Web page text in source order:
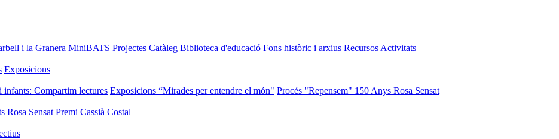
i la Granera MiniBATS Projectes Catàleg Biblioteca d'educació Fons històric i arxius Recursos Activitats
Exposicions
infants: Compartim lectures Exposicions “Mirades per entendre el món" Procés "Repensem" 150 Anys Rosa Sensat
Rosa Sensat Premi Cassià Costal